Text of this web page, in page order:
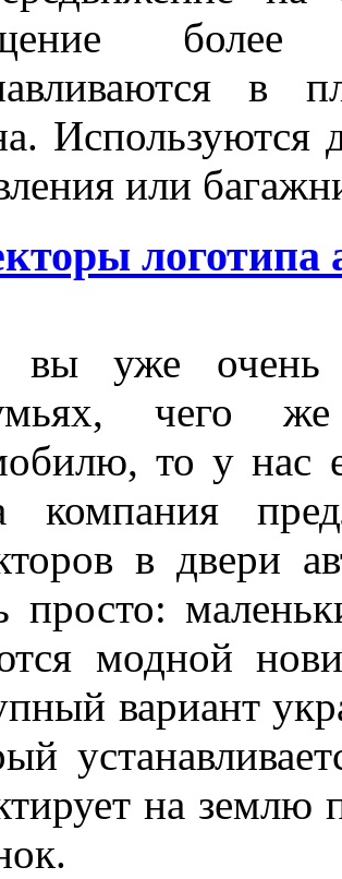
в
Используются
или
логотипа
вы уже очень
чего
то у нас
компания
в двери
просто:
модной
вариант
на землю